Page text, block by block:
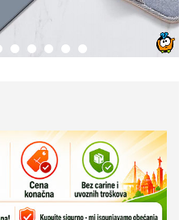
6 7 8 9 10